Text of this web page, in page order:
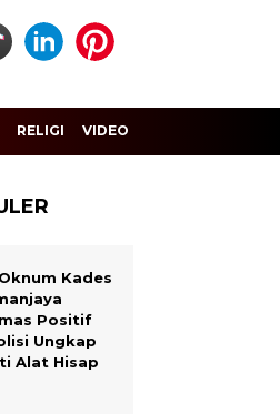
RELIGI VIDEO
Kades
Positif
Ungkap
Alat Hisap